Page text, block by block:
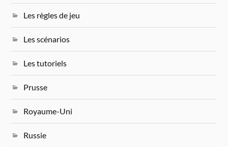
Les règles de jeu
Les scénarios
Les tutoriels
Prusse
Royaume-Uni
Russie